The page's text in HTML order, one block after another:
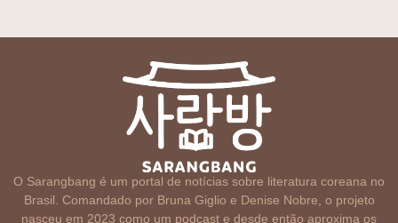
O Sarangbang é um portal de notícias sobre literatura coreana no
Brasil. Comandado por Bruna Giglio e Denise Nobre, o projeto
nasceu em 2023 como um podcast e desde então aproxima os